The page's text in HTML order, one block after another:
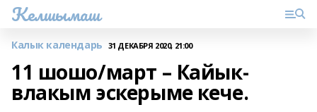
Келшымаш
Калык календарь 31 ДЕКАБРЯ 2020, 21:00
11 шошо/март – Кайык-
влакым эскерыме кече.